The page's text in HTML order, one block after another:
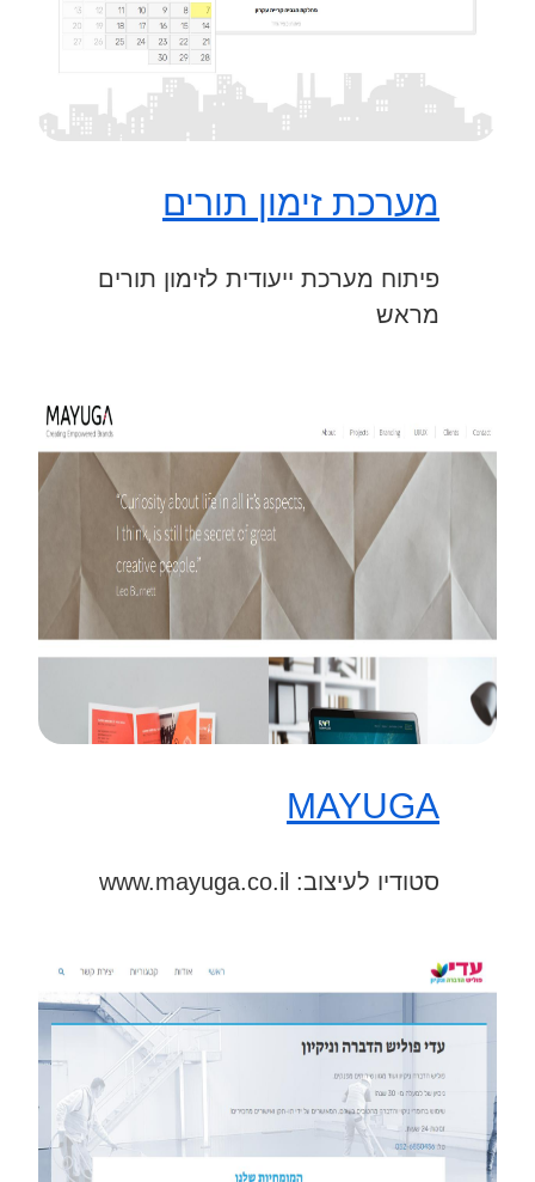
מערכת זימון תורים
פיתוח מערכת ייעודית לזימון תורים
מראש
MAYUGA
סטודיו לעיצוב: www.mayuga.co.il